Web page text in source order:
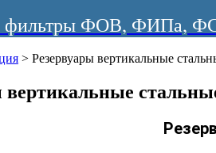
ФОВ, ФИПа,
> Резервуары вертикальные
вертикальные